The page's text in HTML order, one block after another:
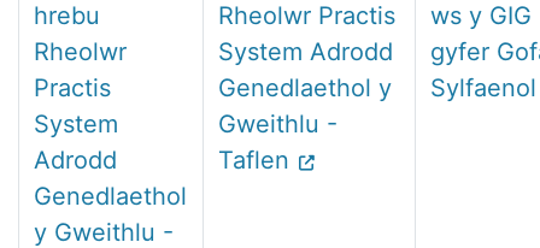
hrebu
Rheolwr
Practis
System
Adrodd
Genedlaethol
y Gweithlu -
Rheolwr Practis
System Adrodd
Genedlaethol y
Gweithlu -
Taflen
ws y GIG
gyfer
Sylfaenol